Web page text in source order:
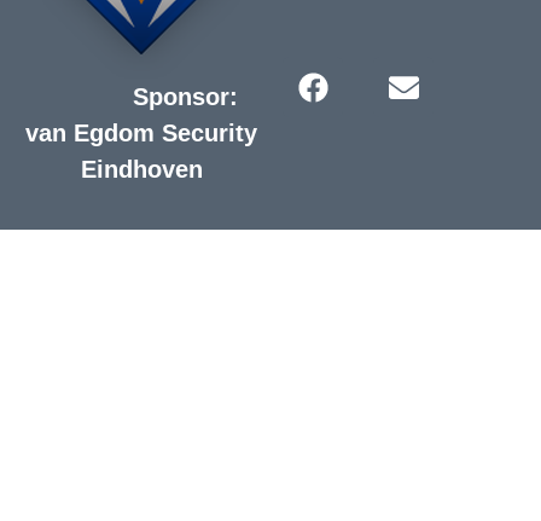
Sponsor:
van Egdom Security
Eindhoven